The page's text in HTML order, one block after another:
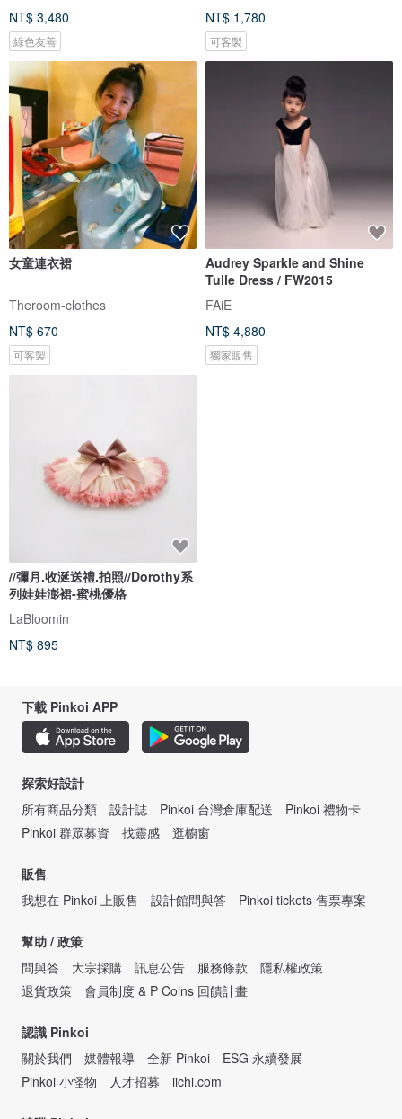
NT$ 3,480
綠色友善
NT$ 1,780
可客製
女童連衣裙
Theroom-clothes
NT$ 670
可客製
Audrey Sparkle and Shine
Tulle Dress / FW2015
FAiE
NT$ 4,880
獨家販售
//彌月.收涎送禮.拍照//Dorothy系
列娃娃澎裙-蜜桃優格
LaBloomin
NT$ 895
下載 Pinkoi APP
探索好設計
所有商品分類
設計誌 Pinkoi 台灣倉庫配送
Pinkoi 禮物卡
Pinkoi 群眾募資
找靈感 逛櫥窗
販售
我想在 Pinkoi 上販售
設計館問與答 Pinkoi tickets 售票專案
幫助 / 政策
問與答
大宗採購 訊息公告 服務條款
隱私權政策
退貨政策
會員制度 & P Coins 回饋計畫
認識 Pinkoi
關於我們
媒體報導 全新 Pinkoi
ESG 永續發展
Pinkoi 小怪物
人才招募 iichi.com